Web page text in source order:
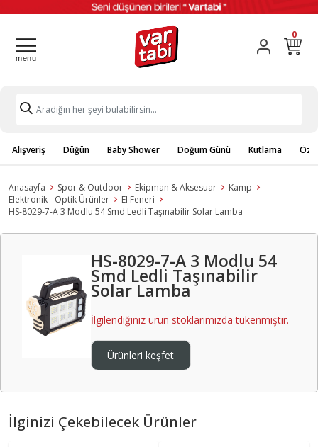
0
Alışveriş Düğün Baby Shower Doğum Günü Kutlama
Anasayfa Spor & Outdoor Ekipman & Aksesuar
Kamp
Elektronik - Optik Ürünler
El Feneri
HS-8029-7-A 3 Modlu 54 Smd Ledli Taşınabilir Solar Lamba
HS-8029-7-A 3 Modlu 54
Smd Ledli Taşınabilir
Solar Lamba
İlgilendiğiniz ürün stoklarımızda tükenmiştir.
Ürünleri keşfet
İlginizi Çekebilecek Ürünler